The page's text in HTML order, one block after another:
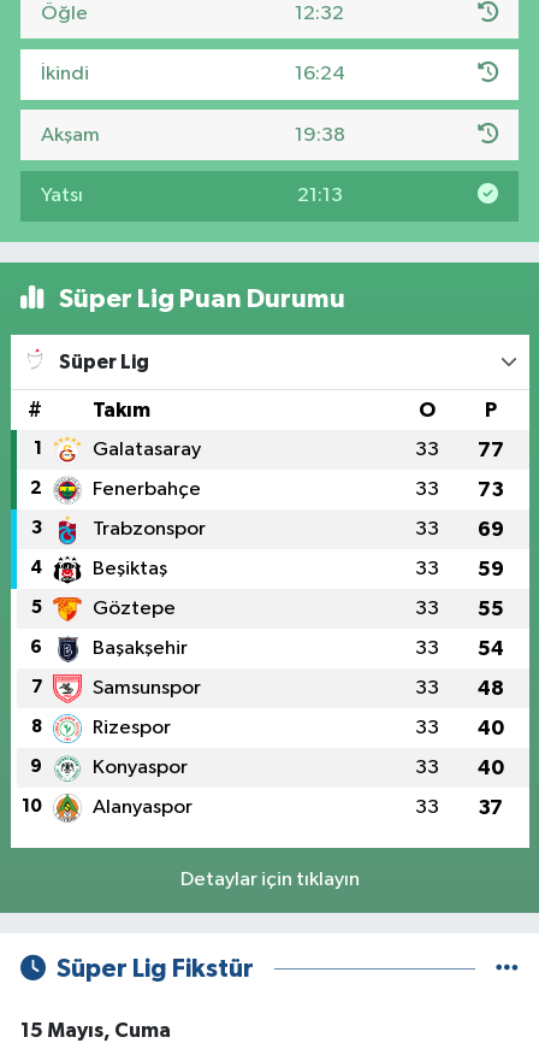
Öğle 12:32
İkindi 16:24
Akşam 19:38
Yatsı 21:13
Süper Lig Puan Durumu
Süper Lig
# Takım O P
1 Galatasaray 33 77
2 Fenerbahçe 33 73
3 Trabzonspor 33 69
4 Beşiktaş 33 59
5 Göztepe 33 55
6 Başakşehir 33 54
7 Samsunspor 33 48
8 Rizespor 33 40
9 Konyaspor 33 40
10 Alanyaspor 33 37
Detaylar için tıklayın
Süper Lig Fikstür
15 Mayıs, Cuma